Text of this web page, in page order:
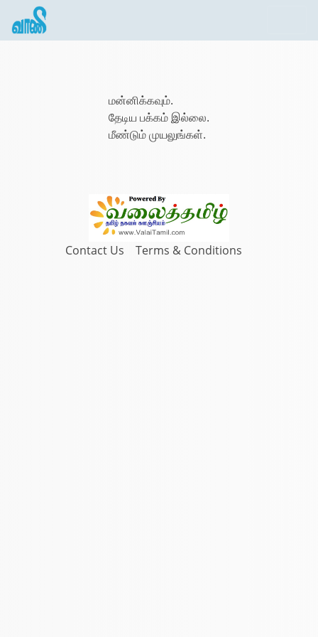
மன்னிக்கவும்.
தேடிய பக்கம் இல்லை.
மீண்டும் முயலுங்கள்.
Contact Us Terms & Conditions